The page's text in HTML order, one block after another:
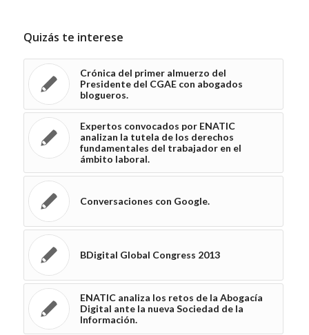
Quizás te interese
Crónica del primer almuerzo del
Presidente del CGAE con abogados
blogueros.
Expertos convocados por ENATIC
analizan la tutela de los derechos
fundamentales del trabajador en el
ámbito laboral.
Conversaciones con Google.
BDigital Global Congress 2013
ENATIC analiza los retos de la Abogacía
Digital ante la nueva Sociedad de la
Información.